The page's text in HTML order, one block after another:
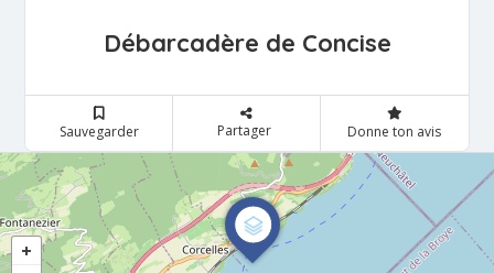
Débarcadère de Concise
Sauvegarder Partager Donne ton avis